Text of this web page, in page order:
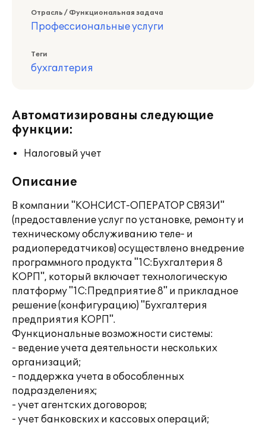
Отрасль / Функциональная задача
Профессиональные услуги
Теги
бухгалтерия
Автоматизированы следующие
функции:
Налоговый учет
Описание
В компании "КОНСИСТ-ОПЕРАТОР СВЯЗИ"
(предоставление услуг по установке, ремонту и
техническому обслуживанию теле- и
радиопередатчиков) осуществлено внедрение
программного продукта "1С:Бухгалтерия 8
КОРП", который включает технологическую
платформу "1С:Предприятие 8" и прикладное
решение (конфигурацию) "Бухгалтерия
предприятия КОРП".
Функциональные возможности системы:
- ведение учета деятельности нескольких
организаций;
- поддержка учета в обособленных
подразделениях;
- учет агентских договоров;
- учет банковских и кассовых операций;